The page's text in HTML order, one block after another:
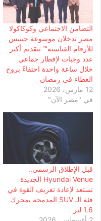
التضامن الاجتماعي وكوكاكولا
مصر تدخلان موسوعة جينيس
للأرقام القياسية™️ بتقديم أكبر
عدد وجبات لإفطار جماعي
خلال ساعة واحدة احتفاءً بروح
العطاء في رمضان
12 مارس، 2026
في "مصر الآن"
قبل الإطلاق الرسمي..
Hyundai Venue الجديدة
تستعد لإعادة تعريف القوة في
فئة الـ SUV المدمجة بمحرك
1.6 لتر